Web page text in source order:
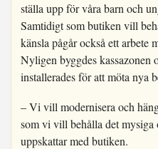
ställa upp för våra barn och
Samtidigt som butiken vill
känsla pågår också ett arbete
Nyligen byggdes kassazonen
installerades för att möta nya
– Vi vill modernisera och
som vi vill behålla det mysiga
uppskattar med butiken.